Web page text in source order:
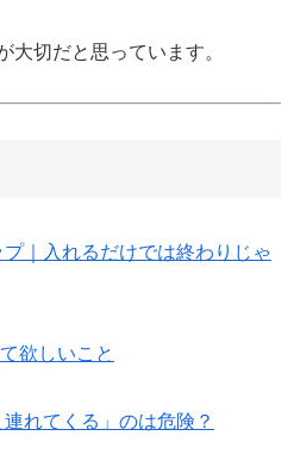
大切だと思っています。
｜入れるだけでは終わりじゃ
欲しいこと
れてくる」のは危険？